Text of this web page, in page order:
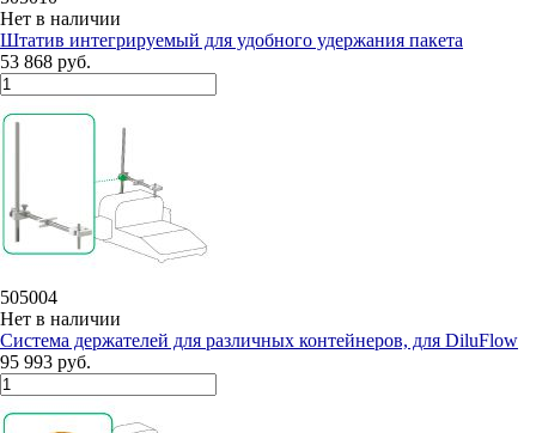
Нет в наличии
Штатив интегрируемый для удобного удержания пакета
53 868 руб.
505004
Нет в наличии
Система держателей для различных контейнеров, для DiluFlow
95 993 руб.